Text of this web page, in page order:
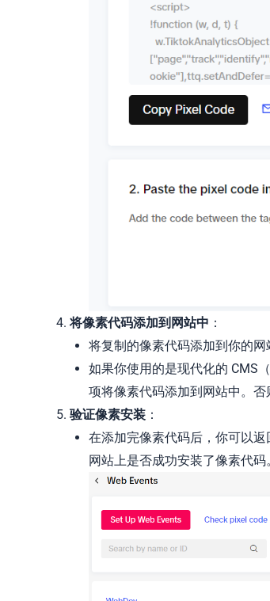
将像素代码添加到网站中 ：
将复制的像素代码添加到你的网
如果你使用的是现代化的 CMS
项将像素代码添加到网站中。
验证像素安装 ：
在添加完像素代码后，你可以
网站上是否成功安装了像素代码